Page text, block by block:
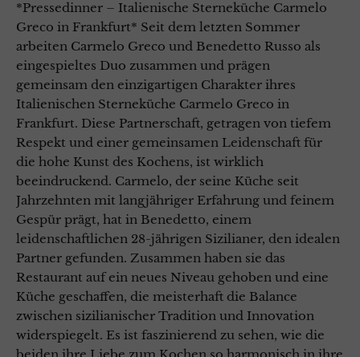
*Pressedinner – Italienische Sterneküche Carmelo
Greco in Frankfurt* Seit dem letzten Sommer
arbeiten Carmelo Greco und Benedetto Russo als
eingespieltes Duo zusammen und prägen
gemeinsam den einzigartigen Charakter ihres
Italienischen Sterneküche Carmelo Greco in
Frankfurt. Diese Partnerschaft, getragen von tiefem
Respekt und einer gemeinsamen Leidenschaft für
die hohe Kunst des Kochens, ist wirklich
beeindruckend. Carmelo, der seine Küche seit
Jahrzehnten mit langjähriger Erfahrung und feinem
Gespür prägt, hat in Benedetto, einem
leidenschaftlichen 28-jährigen Sizilianer, den idealen
Partner gefunden. Zusammen haben sie das
Restaurant auf ein neues Niveau gehoben und eine
Küche geschaffen, die meisterhaft die Balance
zwischen sizilianischer Tradition und Innovation
widerspiegelt. Es ist faszinierend zu sehen, wie die